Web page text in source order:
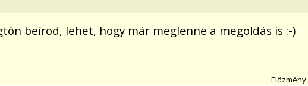
beírod, lehet, hogy már meglenne a megoldás is :-)
Előzmény: